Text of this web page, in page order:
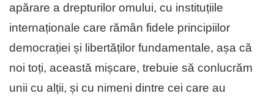
apărare a drepturilor omului, cu instituțiile
internaționale care rămân fidele principiilor
democrației și libertăților fundamentale, așa că
noi toți, această mișcare, trebuie să conlucrăm
unii cu alții, și cu nimeni dintre cei care au